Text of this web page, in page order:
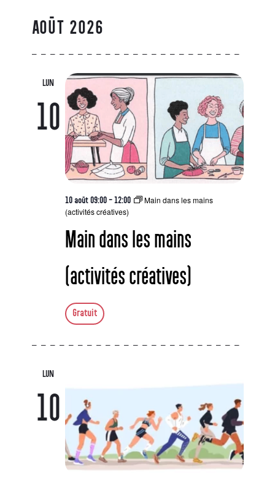
une
date.
AOÛT 2026
LUN
10
Main dans les mains
(activités créatives)
10 août 09:00-12:00
Main dans les mains
(activités créatives)
Gratuit
LUN
10